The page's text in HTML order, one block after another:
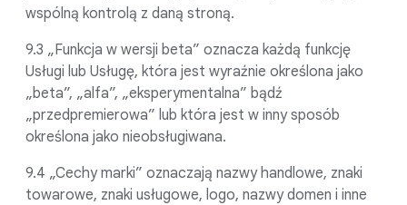
wspólną kontrolą z daną stroną.
9.3 „Funkcja w wersji beta” oznacza każdą funkcję
Usługi lub Usługę, która jest wyraźnie określona jako
„beta”, „alfa”, „eksperymentalna” bądź
„przedpremierowa” lub która jest w inny sposób
określona jako nieobsługiwana.
9.4 „Cechy marki” oznaczają nazwy handlowe, znaki
towarowe, znaki usługowe, logo, nazwy domen i inne